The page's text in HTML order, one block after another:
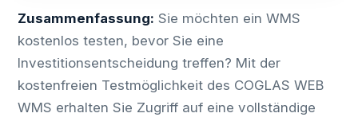
Zusammenfassung: Sie möchten ein WMS
kostenlos testen, bevor Sie eine
Investitionsentscheidung treffen? Mit der
kostenfreien Testmöglichkeit des COGLAS WEB
WMS erhalten Sie Zugriff auf eine vollständige